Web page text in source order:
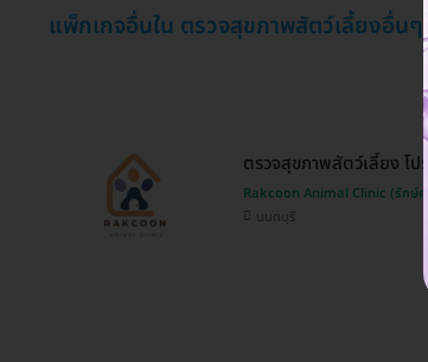
แพ็กเกจอื่นใน ตรวจสุขภาพสัตว์เลี้ยงอื่นๆ
ตรวจสุขภาพสัตว์เลี้ยง โ
Rakcoon Animal Clinic (รักษ์
นนทบุรี